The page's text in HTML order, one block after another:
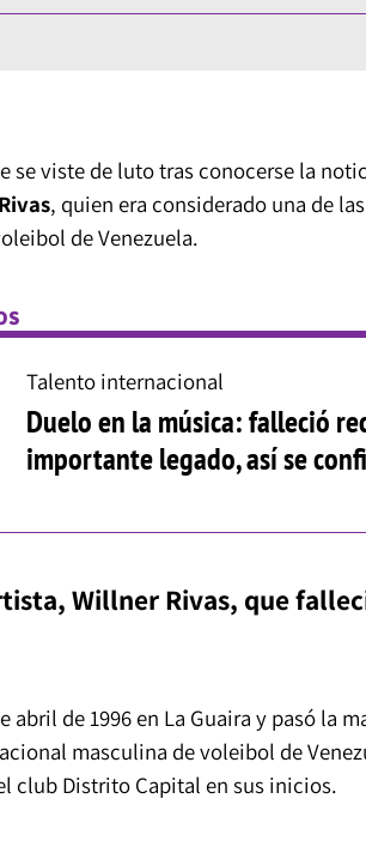
se viste de luto tras conocerse la
, quien era considerado una de
de Venezuela.
Talento internacional
Duelo en la música: falleció
importante legado, así se
Willner Rivas, que
abril de 1996 en La Guaira y pasó la
masculina de voleibol de
club Distrito Capital en sus inicios.